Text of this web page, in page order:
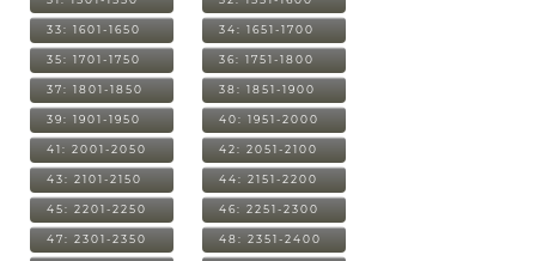
33: 1601-1650 34: 1651-1700
35: 1701-1750 36: 1751-1800
37: 1801-1850 38: 1851-1900
39: 1901-1950 40: 1951-2000
41: 2001-2050 42: 2051-2100
43: 2101-2150 44: 2151-2200
45: 2201-2250 46: 2251-2300
47: 2301-2350 48: 2351-2400